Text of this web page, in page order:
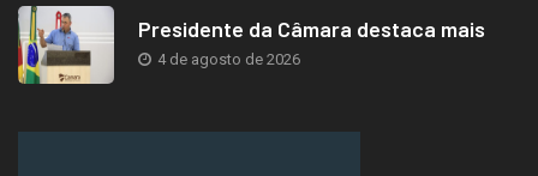
Presidente da Câmara destaca mais
4 de agosto de 2026